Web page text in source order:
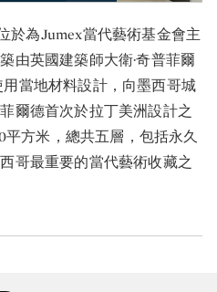
於為Jumex當代藝術基金會主
由英國建築師大衛·奇普菲爾
當地材料設計，向墨西哥城
爾德首次於拉丁美洲設計之
方米，總共五層，包括永久
哥最重要的當代藝術收藏之